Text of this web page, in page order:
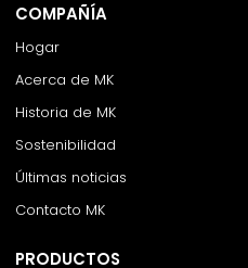
COMPAÑÍA
Hogar
Acerca de MK
Historia de MK
Sostenibilidad
Últimas noticias
Contacto MK
PRODUCTOS